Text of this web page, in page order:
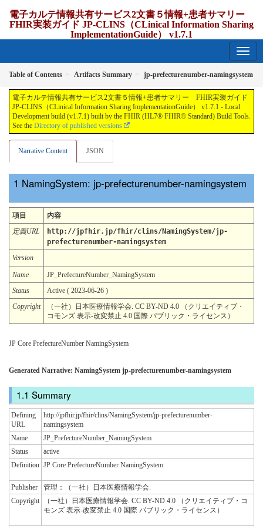
電子カルテ情報共有サービス2文書５情報+患者サマリー
FHIR実装ガイド JP-CLINS（CLinical Information Sharing
ImplementationGuide） v1.7.1
Table of Contents Artifacts Summary jp-prefecturenumber-namingsystem
電子カルテ情報共有サービス2文書５情報+患者サマリー FHIR実装ガイド
JP-CLINS（CLinical Information Sharing ImplementationGuide） v1.7.1 - Local
Development build (v1.7.1) built by the FHIR (HL7® FHIR® Standard) Build Tools.
See the Directory of published versions
Narrative Content JSON
NamingSystem: jp-prefecturenumber-namingsystem
項目
内容
定義URL
http://jpfhir.jp/fhir/clins/NamingSystem/jp-
prefecturenumber-namingsystem
Version
Name
JP_PrefectureNumber_NamingSystem
Status
Active ( 2023-06-26 )
Copyright
（一社）日本医療情報学会. CC BY-ND 4.0 （クリエイティブ・
コモンズ 表示-改変禁止 4.0 国際 パブリック・ライセンス）
JP Core PrefectureNumber NamingSystem
Generated Narrative: NamingSystem jp-prefecturenumber-namingsystem
Summary
Defining
URL
http://jpfhir.jp/fhir/clins/NamingSystem/jp-prefecturenumber-
namingsystem
Name
JP_PrefectureNumber_NamingSystem
Status
active
Definition JP Core PrefectureNumber NamingSystem
Publisher
管理：（一社）日本医療情報学会.
Copyright
（一社）日本医療情報学会. CC BY-ND 4.0 （クリエイティブ・コ
モンズ 表示-改変禁止 4.0 国際 パブリック・ライセンス）